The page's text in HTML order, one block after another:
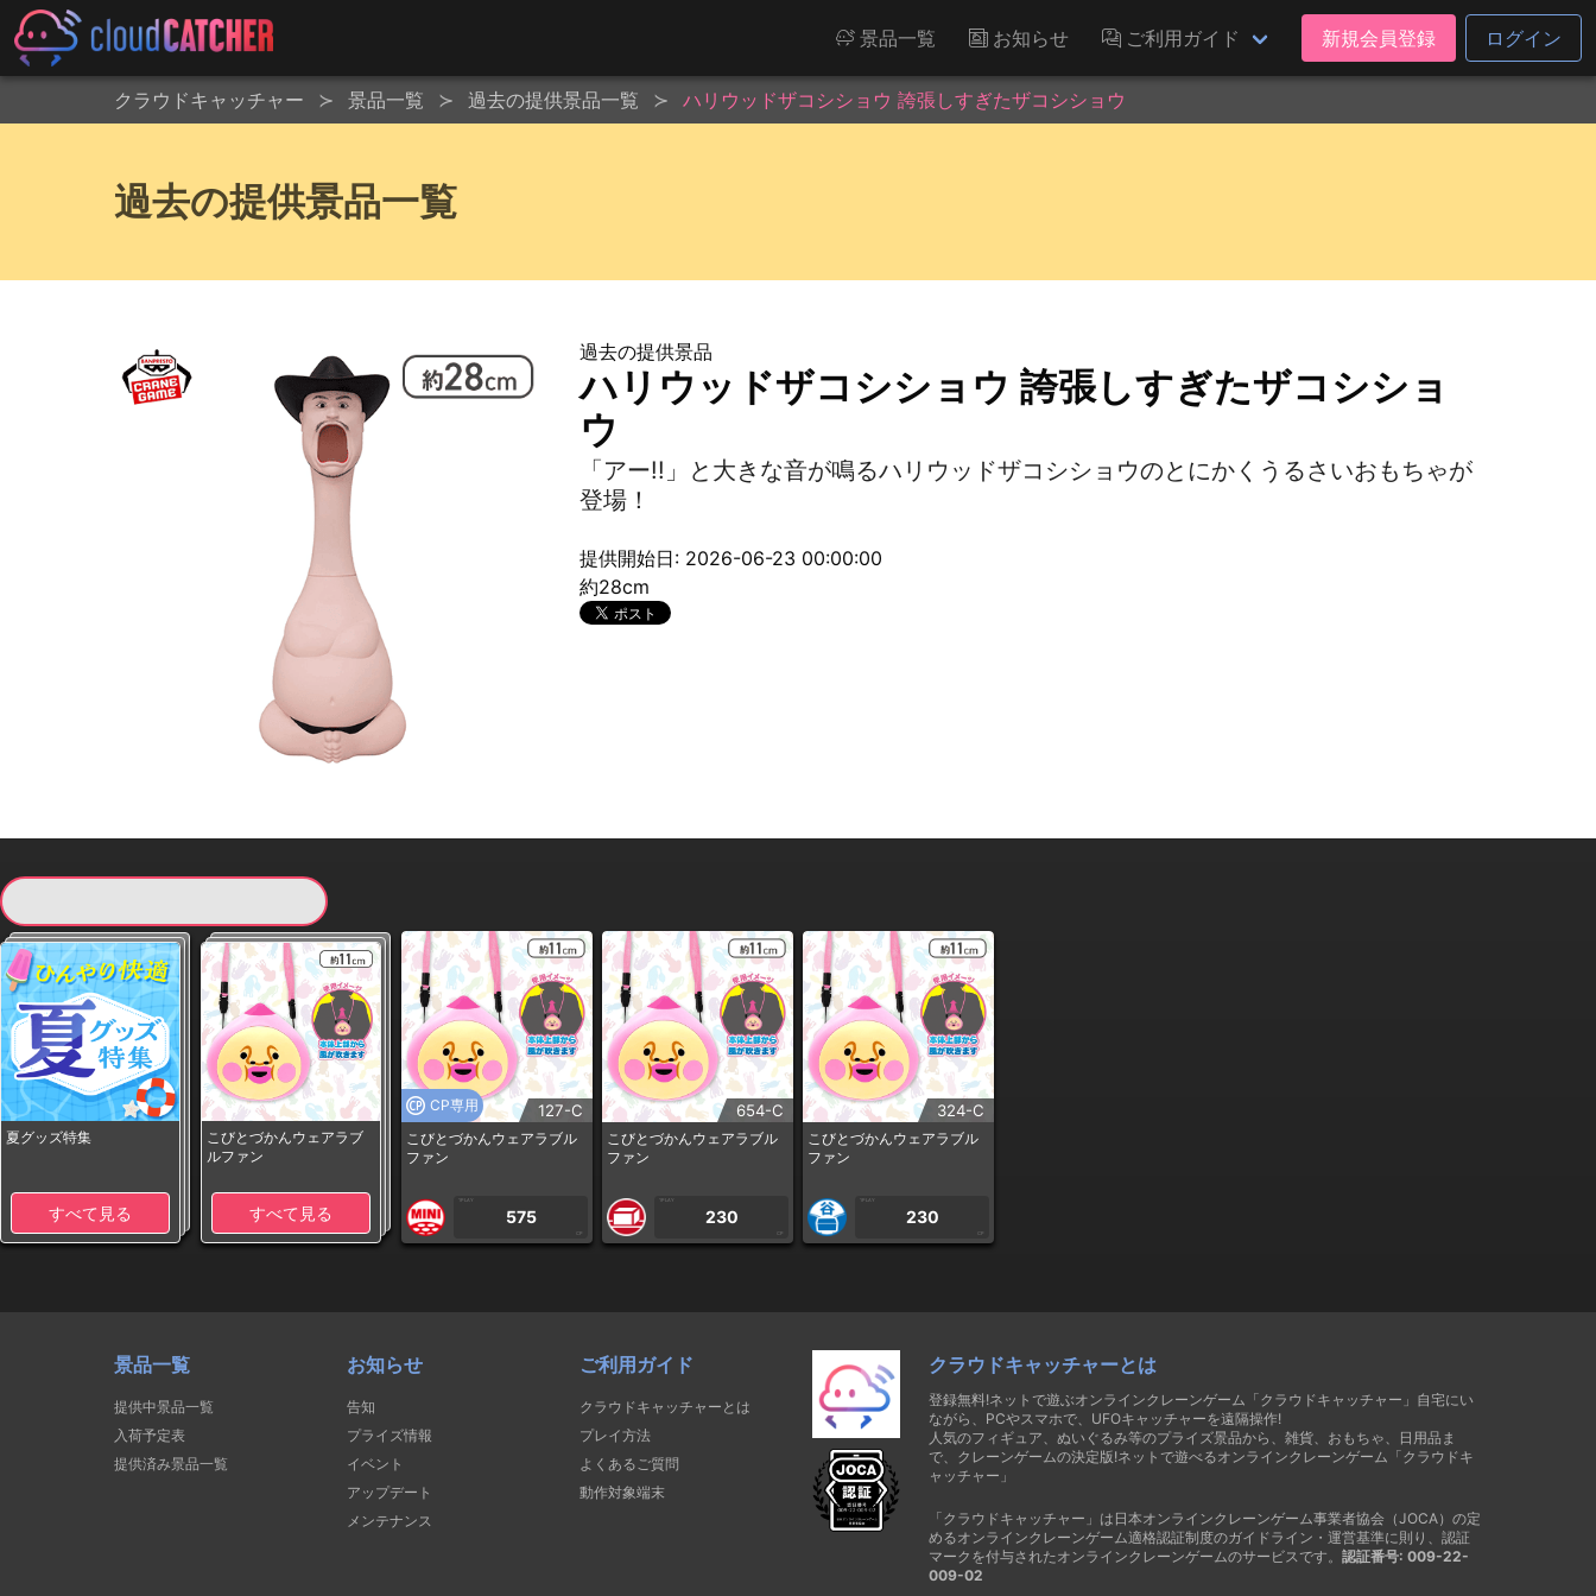
景品一覧 お知らせ ご利用ガイド 新規会員登録 ログイン
クラウドキャッチャー 景品一覧 過去の提供景品一覧 ハリウッドザコシショウ 誇張しすぎたザコシショウ
過去の提供景品一覧
過去の提供景品
ハリウッドザコシショウ 誇張しすぎたザコシショ
ウ
「アー!!」と大きな音が鳴るハリウッドザコシショウのとにかくうるさいおもちゃが
登場！
提供開始日: 2026-06-23 00:00:00
約28cm
夏グッズ特集
すべて見る
こびとづかんウェアラブ
ルファン
すべて見る
CP専用 127-C
こびとづかんウェアラブル
ファン
1PLAY
575
CP
654-C
こびとづかんウェアラブル
ファン
1PLAY
230
CP
324-C
こびとづかんウェアラブル
ファン
1PLAY
230
CP
景品一覧
提供中景品一覧
入荷予定表
提供済み景品一覧
お知らせ
告知
プライズ情報
イベント
アップデート
メンテナンス
ご利用ガイド
クラウドキャッチャーとは
プレイ方法
よくあるご質問
動作対象端末
クラウドキャッチャーとは
登録無料!ネットで遊ぶオンラインクレーンゲーム「クラウドキャッチャー」自宅にい
ながら、PCやスマホで、UFOキャッチャーを遠隔操作!
人気のフィギュア、ぬいぐるみ等のプライズ景品から、雑貨、おもちゃ、日用品ま
で、クレーンゲームの決定版!ネットで遊べるオンラインクレーンゲーム「クラウドキ
ャッチャー」
「クラウドキャッチャー」は日本オンラインクレーンゲーム事業者協会（JOCA）の定
めるオンラインクレーンゲーム適格認証制度のガイドライン・運営基準に則り、認証
マークを付与されたオンラインクレーンゲームのサービスです。 認証番号: 009-22-
009-02